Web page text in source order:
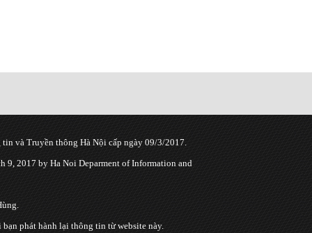
và Truyền thông Hà Nội cấp ngày 09/3/2017.
9, 2017 by Ha Noi Deparment of Information and
phát hành lại thông tin từ website này.